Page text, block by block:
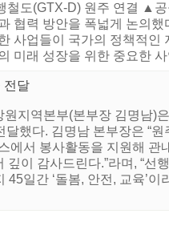
도(GTX-D) 원주 연결 ▲
협력 방안을 폭넓게 논의
사업들이 국가의 정책적인
미래 성장을 위한 중요한
전달
지역본부(본부장 김명남)
했다. 김명남 본부장은 “원
서 봉사활동을 지원해 관
이 감사드린다.”라며, “선
일간 ‘돌봄, 안전, 교육’이